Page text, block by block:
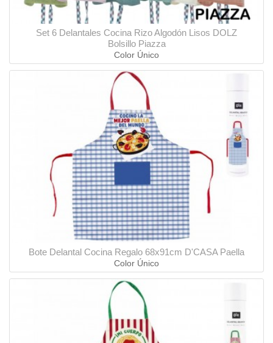
Set 6 Delantales Cocina Rizo Algodón Lisos DOLZ
Bolsillo Piazza
Color Único
Bote Delantal Cocina Regalo 68x91cm D'CASA Paella
Color Único